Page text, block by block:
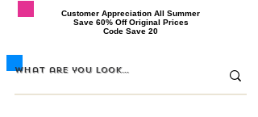
​Customer Appreciation All Summer
​Save 60% Off Original Prices
​Code Save 20